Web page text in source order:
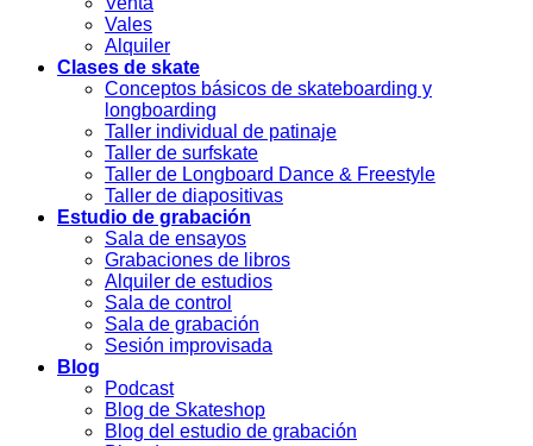
Vales
Alquiler
Clases de skate
Conceptos básicos de skateboarding y
longboarding
Taller individual de patinaje
Taller de surfskate
Taller de Longboard Dance & Freestyle
Taller de diapositivas
Estudio de grabación
Sala de ensayos
Grabaciones de libros
Alquiler de estudios
Sala de control
Sala de grabación
Sesión improvisada
Blog
Podcast
Blog de Skateshop
Blog del estudio de grabación